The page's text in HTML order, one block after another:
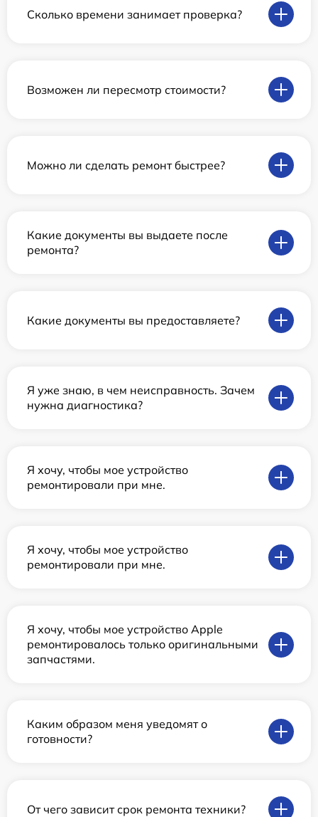
Сколько времени занимает проверка?
Возможен ли пересмотр стоимости?
Можно ли сделать ремонт быстрее?
Какие документы вы выдаете после
ремонта?
Какие документы вы предоставляете?
Я уже знаю, в чем неисправность. Зачем
нужна диагностика?
Я хочу, чтобы мое устройство
ремонтировали при мне.
Я хочу, чтобы мое устройство
ремонтировали при мне.
Я хочу, чтобы мое устройство Apple
ремонтировалось только оригинальными
запчастями.
Каким образом меня уведомят о
готовности?
От чего зависит срок ремонта техники?